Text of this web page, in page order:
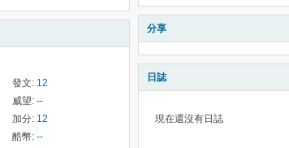
發文: 12
威望: --
加分: 12
酷幣: --
分享
日誌
現在還沒有日誌